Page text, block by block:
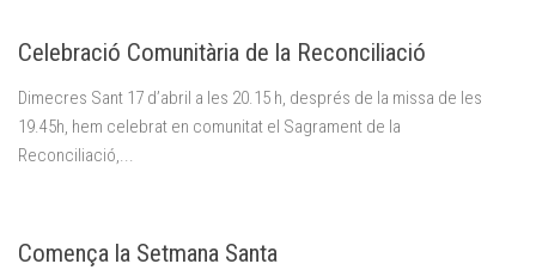
Celebració Comunitària de la Reconciliació
Dimecres Sant 17 d’abril a les 20.15 h, després de la missa de les
19.45h, hem celebrat en comunitat el Sagrament de la
Reconciliació,...
Comença la Setmana Santa